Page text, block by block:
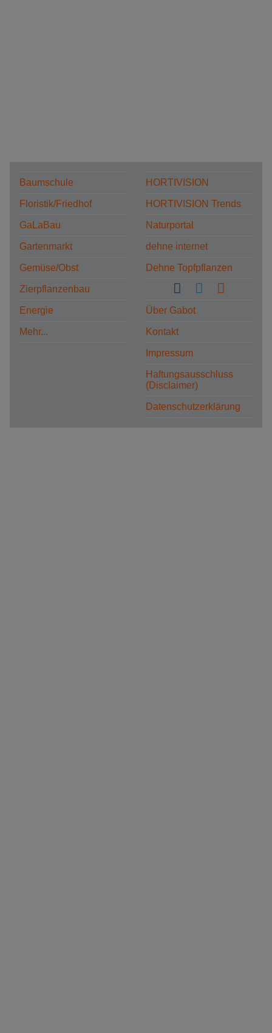
Baumschule
Floristik/Friedhof
GaLaBau
Gartenmarkt
Gemüse/Obst
Zierpflanzenbau
Energie
Mehr...
HORTIVISION
HORTIVISION Trends
Naturportal
dehne internet
Dehne Topfpflanzen
Über Gabot
Kontakt
Impressum
Haftungsausschluss
(Disclaimer)
Datenschutzerklärung